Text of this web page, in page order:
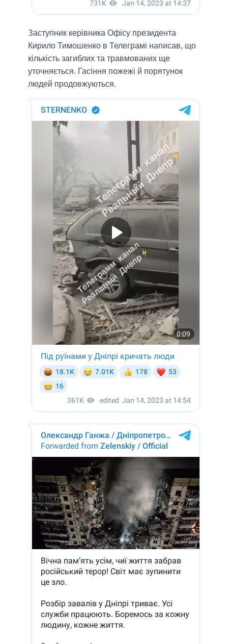
Заступник керівника Офісу президента
Кирило Тимошенко в Телеграмі написав, що
кількість загиблих та травмованих ще
уточняється. Гасіння пожежі й порятунок
людей продовжуються.